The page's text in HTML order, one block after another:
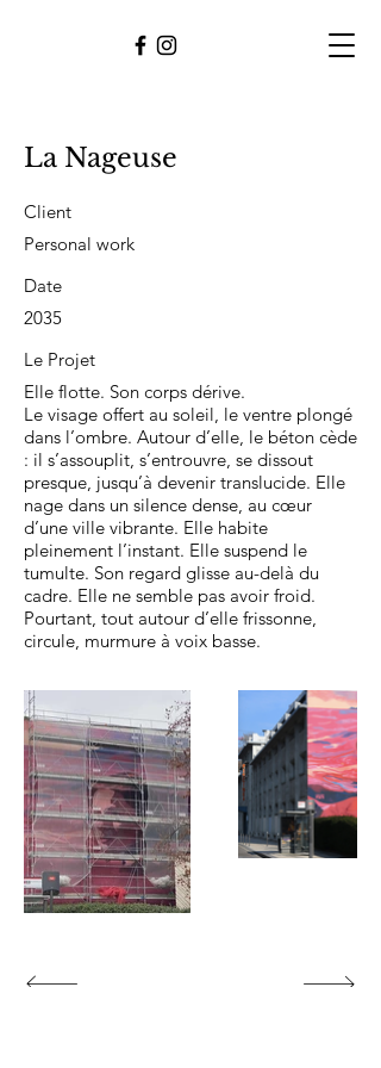
La Nageuse
Client
Personal work
Date
2035
Le Projet
Elle flotte. Son corps dérive.
Le visage offert au soleil, le ventre plongé
dans l’ombre. Autour d’elle, le béton cède
: il s’assouplit, s’entrouvre, se dissout
presque, jusqu’à devenir translucide. Elle
nage dans un silence dense, au cœur
d’une ville vibrante. Elle habite
pleinement l’instant. Elle suspend le
tumulte. Son regard glisse au-delà du
cadre. Elle ne semble pas avoir froid.
Pourtant, tout autour d’elle frissonne,
circule, murmure à voix basse.